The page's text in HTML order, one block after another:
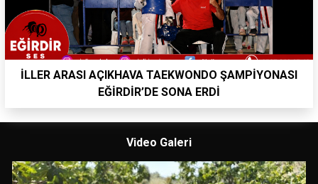
İLLER ARASI AÇIKHAVA TAEKWONDO ŞAMPİYONASI
EĞİRDİR’DE SONA ERDİ
Video Galeri